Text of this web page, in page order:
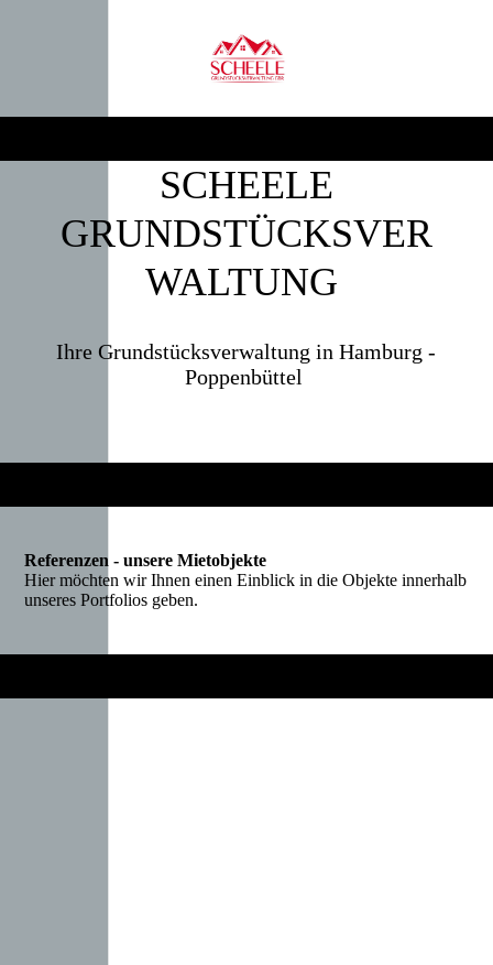
SCHEELE
GRUNDSTÜCKSVER
WALTUNG
Ihre Grundstücksverwaltung in Hamburg -
Poppenbüttel
Referenzen - unsere Mietobjekte
Hier möchten wir Ihnen einen Einblick in die Objekte innerhalb
unseres Portfolios geben.